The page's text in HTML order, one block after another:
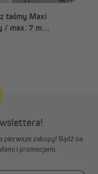
taśmy Maxi
/ max. 7 m
pierwsze zakupy! Bądź na
i promocjami.